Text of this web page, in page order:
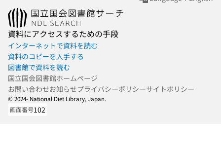
資料にアクセスするための手段
インターネットで資料を読む
資料のコピーを入手する
図書館で資料を読む
国立国会図書館ホームページ
お問い合わせお知らせプライバシーポリシーサイトポリシー
© 2024- National Diet Library, Japan.
画面番号102